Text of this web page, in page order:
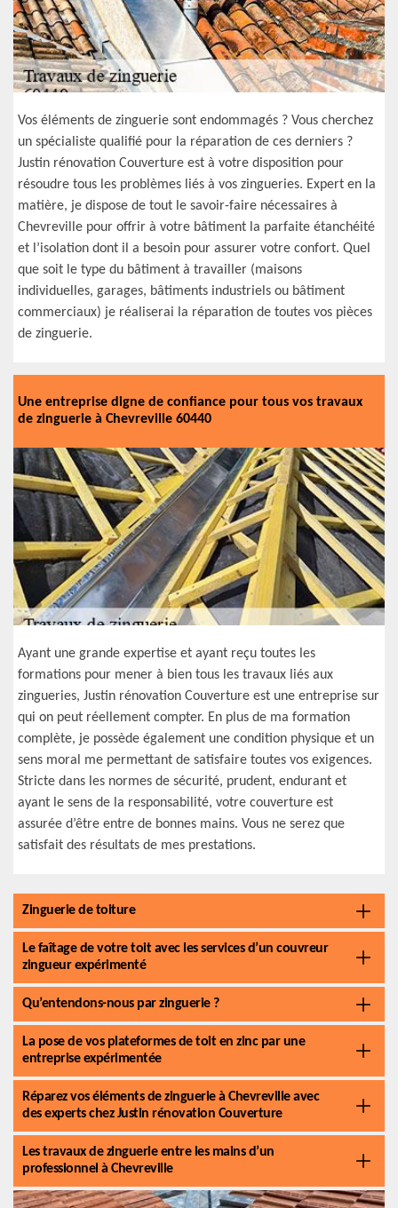
Vos éléments de zinguerie sont endommagés ? Vous cherchez
un spécialiste qualifié pour la réparation de ces derniers ?
Justin rénovation Couverture est à votre disposition pour
résoudre tous les problèmes liés à vos zingueries. Expert en la
matière, je dispose de tout le savoir-faire nécessaires à
Chevreville pour offrir à votre bâtiment la parfaite étanchéité
et l’isolation dont il a besoin pour assurer votre confort. Quel
que soit le type du bâtiment à travailler (maisons
individuelles, garages, bâtiments industriels ou bâtiment
commerciaux) je réaliserai la réparation de toutes vos pièces
de zinguerie.
Une entreprise digne de confiance pour tous vos travaux
de zinguerie à Chevreville 60440
Ayant une grande expertise et ayant reçu toutes les
formations pour mener à bien tous les travaux liés aux
zingueries, Justin rénovation Couverture est une entreprise sur
qui on peut réellement compter. En plus de ma formation
complète, je possède également une condition physique et un
sens moral me permettant de satisfaire toutes vos exigences.
Stricte dans les normes de sécurité, prudent, endurant et
ayant le sens de la responsabilité, votre couverture est
assurée d’être entre de bonnes mains. Vous ne serez que
satisfait des résultats de mes prestations.
Zinguerie de toiture
Le faîtage de votre toit avec les services d’un couvreur
zingueur expérimenté
Qu’entendons-nous par zinguerie ?
La pose de vos plateformes de toit en zinc par une
entreprise expérimentée
Réparez vos éléments de zinguerie à Chevreville avec
des experts chez Justin rénovation Couverture
Les travaux de zinguerie entre les mains d’un
professionnel à Chevreville